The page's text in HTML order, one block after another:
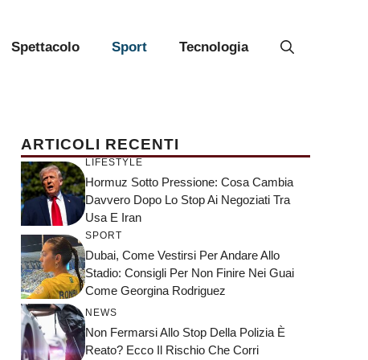
Spettacolo Sport Tecnologia
ARTICOLI RECENTI
LIFESTYLE
Hormuz Sotto Pressione: Cosa Cambia
Davvero Dopo Lo Stop Ai Negoziati Tra
Usa E Iran
SPORT
Dubai, Come Vestirsi Per Andare Allo
Stadio: Consigli Per Non Finire Nei Guai
Come Georgina Rodriguez
NEWS
Non Fermarsi Allo Stop Della Polizia È
Reato? Ecco Il Rischio Che Corri